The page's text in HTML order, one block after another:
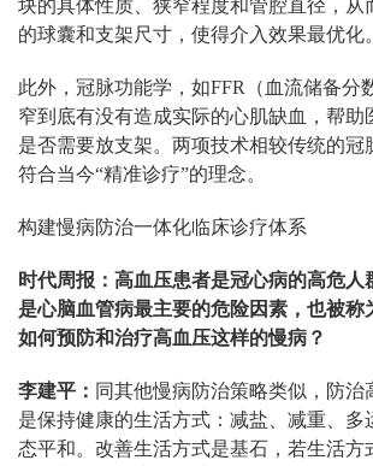
块的具体性质、狭窄程度和管腔直径，从
的球囊和支架尺寸，使得介入效果最优化。
此外，冠脉功能学，如FFR（血流储备分
窄到底有没有造成实际的心肌缺血，帮助
是否需要放支架。两项技术相较传统的冠
符合当今“精准诊疗”的理念。
构建慢病防治一体化临床诊疗体系
时代周报：高血压患者是冠心病的高危人
是心脑血管病最主要的危险因素，也被称
如何预防和治疗高血压这样的慢病？
李建平： 同其他慢病防治策略类似，防治
是保持健康的生活方式：减盐、减重、多
态平和。改善生活方式是基石，若生活方